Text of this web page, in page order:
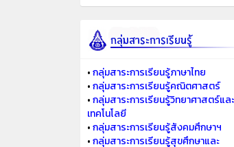
•กลุ่มสาระการเรียนรู้ภาษาไทย
•กลุ่มสาระการเรียนรู้คณิตศาสตร์
•กลุ่มสาระการเรียนรู้วิทยาศาสตร์และ
เทคโนโลยี
•กลุ่มสาระการเรียนรู้สังคมศึกษาฯ
•กลุ่มสาระการเรียนรู้สุขศึกษาและ